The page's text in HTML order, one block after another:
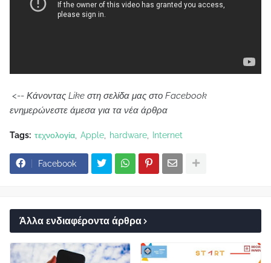
<-- Κάνοντας Like στη σελίδα μας στο Facebook
ενημερώνεστε άμεσα για τα νέα άρθρα
Tags: τεχνολογία Apple hardware Internet
Facebook
Άλλα ενδιαφέροντα άρθρα